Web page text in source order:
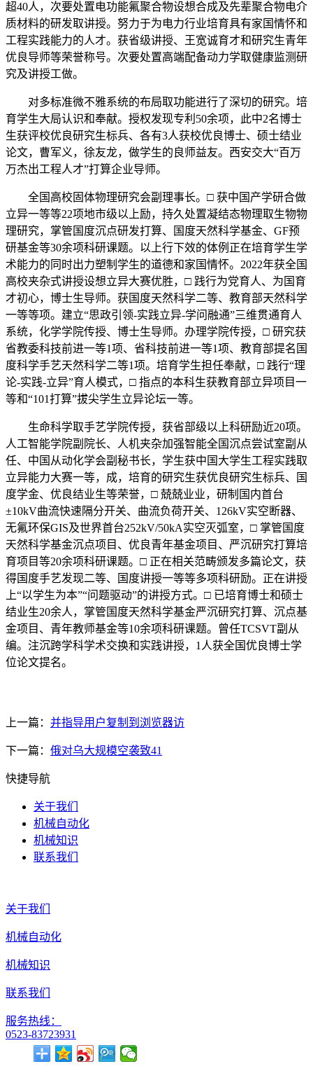
超40人，次要处置电功能氟聚合物设想合成及先辈聚合物电介
质材料的研发取讲授。努力于为电力行业培育具有家国情怀和
工程实践能力的人才。获省级讲授、王宽诚育才和研究生青年
优良导师等荣誉称号。次要处置高端配备动力学取健康监测研
究及讲授工做。
对多标准微不雅系统的布局取功能进行了深切的研究。培
育学生大局认识和奉献。授权发现专利50余项，此中2名博士
生获评校优良研究生标兵、各有3人获校优良博士、硕士结业
论文，曹军义，徐友龙，做学生的良师益友。西安交大“百万
万杰出工程人才”打算企业导师。
全国高校固体物理研究会副理事长。□ 获中国产学研合做
立异一等等22项地市级以上励，持久处置凝结态物理取生物物
理研究，掌管国度沉点研发打算、国度天然科学基金、GF预
研基金等30余项科研课题。以上行下效的体例正在培育学生学
术能力的同时出力塑制学生的道德和家国情怀。2022年获全国
高校夹杂式讲授设想立异大赛优胜，□ 践行为党育人、为国育
才初心，博士生导师。获国度天然科学二等、教育部天然科学
一等等项。建立“思政引领-实践立异-学问融通”三维贯通育人
系统，化学学院传授、博士生导师。办理学院传授，□ 研究获
省教委科技前进一等1项、省科技前进一等1项、教育部提名国
度科学手艺天然科学二等1项。培育学生担任奉献，□ 践行“理
论-实践-立异”育人模式，□ 指点的本科生获教育部立异项目一
等和“101打算”拔尖学生立异论坛一等。
生命科学取手艺学院传授，获省部级以上科研励近20项。
人工智能学院副院长、人机夹杂加强智能全国沉点尝试室副从
任、中国从动化学会副秘书长，学生获中国大学生工程实践取
立异能力大赛一等，成，培育的研究生获优良研究生标兵、国
度学金、优良结业生等荣誉，□ 兢兢业业，研制国内首台
±10kV曲流快速隔分开关、曲流负荷开关、126kV实空断器、
无氟环保GIS及世界首台252kV/50kA实空灭弧室，□ 掌管国度
天然科学基金沉点项目、优良青年基金项目、严沉研究打算培
育项目等20余项科研课题。□ 正在相关范畴颁发多篇论文，获
得国度手艺发现二等、国度讲授一等等多项科研励。正在讲授
上“以学生为本”“问题驱动”的讲授方式。□ 已培育博士和硕士
结业生20余人，掌管国度天然科学基金严沉研究打算、沉点基
金项目、青年教师基金等10余项科研课题。曾任TCSVT副从
编。注沉跨学科学术交换和实践讲授，1人获全国优良博士学
位论文提名。
上一篇： 并指导用户复制到浏览器访
下一篇： 俄对乌大规模空袭致41
快捷导航
关于我们
机械自动化
机械知识
联系我们
关于我们
机械自动化
机械知识
联系我们
服务热线：
0523-83723931